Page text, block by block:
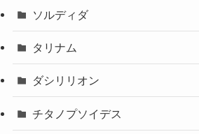
ソルディダ
タリナム
ダシリリオン
チタノプソイデス